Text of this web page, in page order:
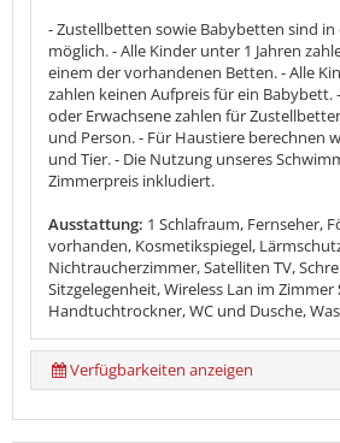
- Zustellbetten sowie Babybetten sind in
möglich. - Alle Kinder unter 1 Jahren
einem der vorhandenen Betten. - Alle
zahlen keinen Aufpreis für ein Babybett.
oder Erwachsene zahlen für
und Person. - Für Haustiere berechnen
und Tier. - Die Nutzung unseres
Zimmerpreis inkludiert.
Ausstattung: 1 Schlafraum, Fernseher,
vorhanden, Kosmetikspiegel,
Nichtraucherzimmer, Satelliten TV,
Sitzgelegenheit, Wireless Lan im Zimmer
Handtuchtrockner, WC und Dusche,
Verfügbarkeiten anzeigen